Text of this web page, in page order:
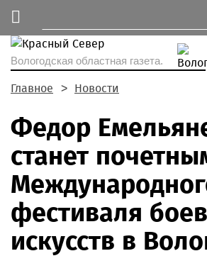
Вологодская областная газета.
Главное Новости
Федор
станет
фестиваля
искусств в